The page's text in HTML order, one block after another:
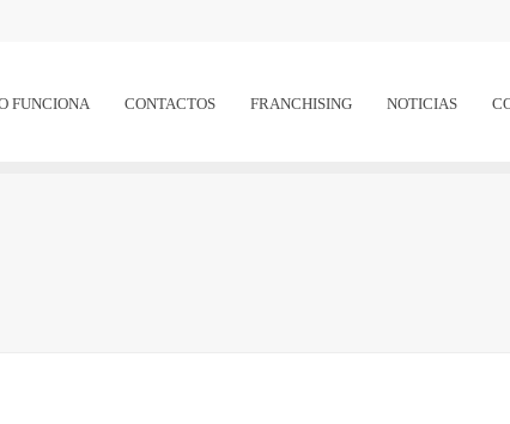
FUNCIONA CONTACTOS FRANCHISING NOTICIAS